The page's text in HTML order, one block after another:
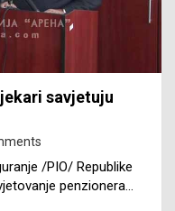
savjetuju
/PIO/ Republike
penzionera…